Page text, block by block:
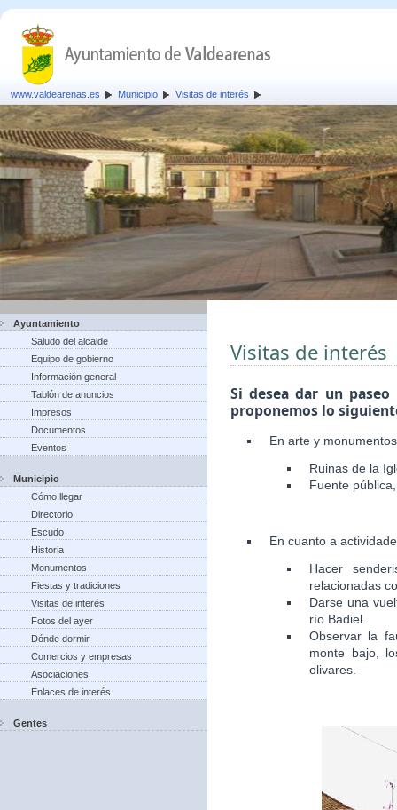
www.valdearenas.es Municipio Visitas de interés
Ayuntamiento
Saludo del alcalde
Equipo de gobierno
Información general
Tablón de anuncios
Impresos
Documentos
Eventos
Municipio
Cómo llegar
Directorio
Escudo
Historia
Monumentos
Fiestas y tradiciones
Visitas de interés
Fotos del ayer
Dónde dormir
Comercios y empresas
Asociaciones
Enlaces de interés
Gentes
Visitas de interés
Si desea dar un
proponemos lo
En arte y
Ruinas de la
Fuente
En cuanto a
Hacer
relacionadas
Darse una
río Badiel.
Observar la
monte bajo,
olivares.